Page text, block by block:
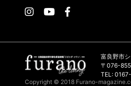
富良野市
〒076-
TEL:
Copyright © 2018 Furano-